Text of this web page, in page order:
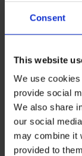
Consent
This website
We use
provide social
We also share
our social
may combine it
provided to
Timeless Dream
12 690 Ft